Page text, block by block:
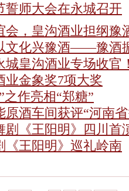
誓师大会在永城召开
会，皇沟酒业担纲豫
文化兴豫酒——豫酒
城皇沟酒业专场收官
业金象奖7项大奖
作亮相“郑糖”
原酒车间获评“河南
剧《王阳明》四川首
《王阳明》巡礼岭南